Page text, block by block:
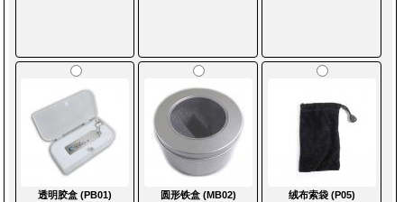
透明胶盒 (PB01) 圆形铁盒 (MB02) 绒布索袋 (P05)